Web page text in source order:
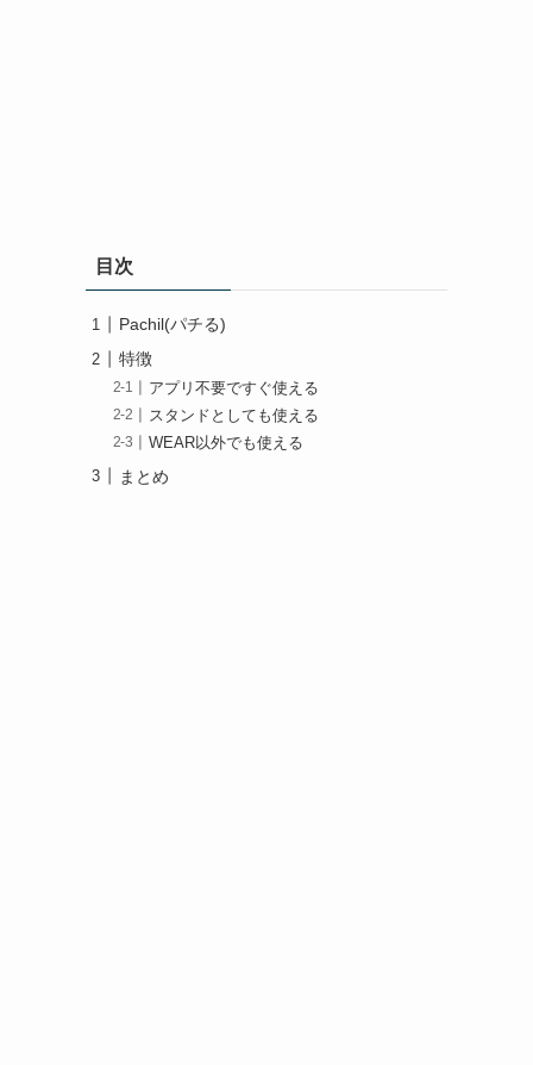
目次
Pachil(パチる)
特徴
アプリ不要ですぐ使える
スタンドとしても使える
WEAR以外でも使える
まとめ